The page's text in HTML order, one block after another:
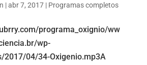
|abr 7, 2017| Programas completos
programa_oxignio/ww
wp-
2017/04/34-Oxigenio.mp3A